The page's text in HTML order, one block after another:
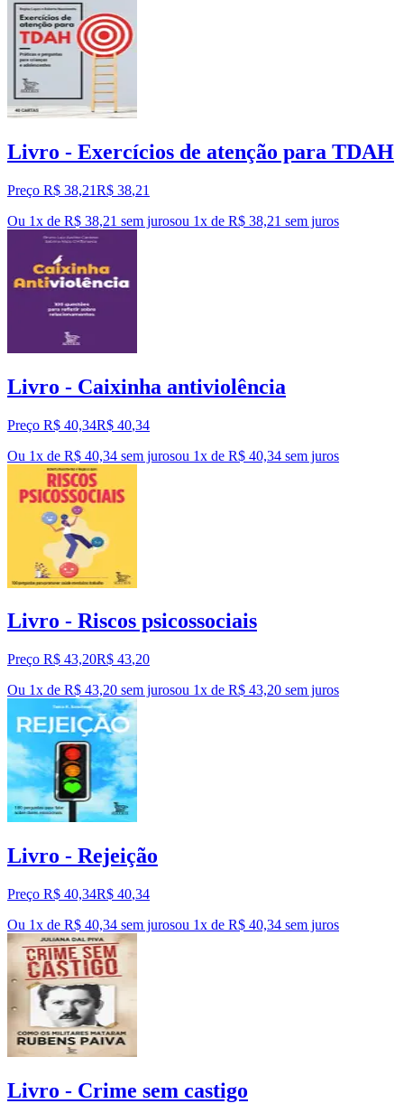
Livro - Exercícios de atenção para TDAH
Preço R$ 38,21R$ 38,21
Ou 1x de R$ 38,21 sem jurosou 1x de R$ 38,21 sem juros
Livro - Caixinha antiviolência
Preço R$ 40,34R$ 40,34
Ou 1x de R$ 40,34 sem jurosou 1x de R$ 40,34 sem juros
Livro - Riscos psicossociais
Preço R$ 43,20R$ 43,20
Ou 1x de R$ 43,20 sem jurosou 1x de R$ 43,20 sem juros
Livro - Rejeição
Preço R$ 40,34R$ 40,34
Ou 1x de R$ 40,34 sem jurosou 1x de R$ 40,34 sem juros
Livro - Crime sem castigo